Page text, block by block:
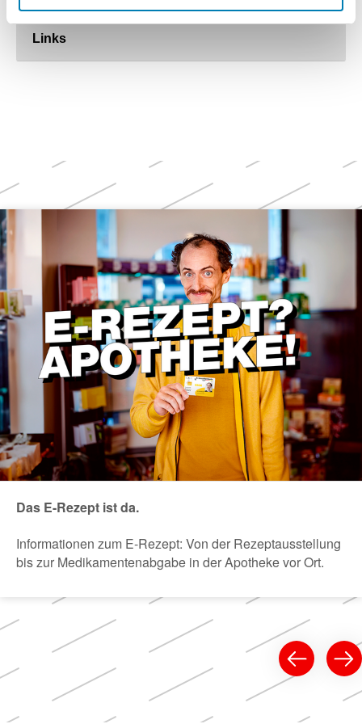
Links
Weitere
Themen
Das E-Rezept ist da.
Informationen zum E-Rezept: Von der Rezeptausstellung
bis zur Medikamentenabgabe in der Apotheke vor Ort.